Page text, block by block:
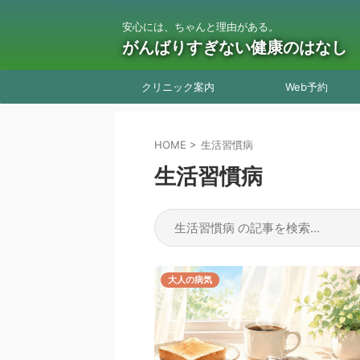
安心には、ちゃんと理由がある。
がんばりすぎない健康のはなし
クリニック案内 Web予約
HOME > 生活習慣病
生活習慣病
大人の病気